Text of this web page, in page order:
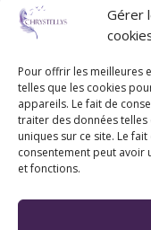
Gérer
Pour offrir les meilleures
telles que les cookies
appareils. Le fait de
traiter des données
uniques sur ce site. Le
consentement peut avoir
et fonctions.
Pau